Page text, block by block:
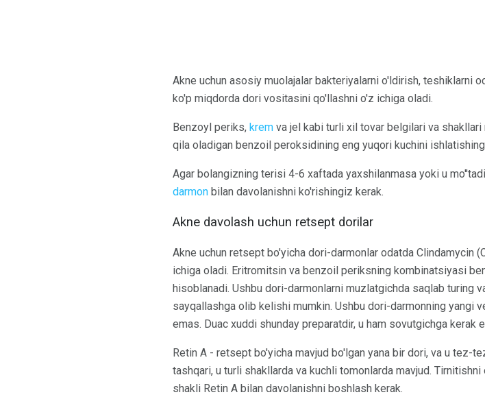
Akne uchun asosiy muolajalar bakteriyalarni o'ldirish, teshiklarni
ko'p miqdorda dori vositasini qo'llashni o'z ichiga oladi.
Benzoyl periks, krem va jel kabi turli xil tovar belgilari va
qila oladigan benzoil peroksidining eng yuqori kuchini
Agar bolangizning terisi 4-6 xaftada yaxshilanmasa yoki u
darmon bilan davolanishni ko'rishingiz kerak.
Akne davolash uchun retsept dorilar
Akne uchun retsept bo'yicha dori-darmonlar odatda Clindamycin
ichiga oladi. Eritromitsin va benzoil periksning kombinatsiyasi
hisoblanadi. Ushbu dori-darmonlarni muzlatgichda saqlab turing
sayqallashga olib kelishi mumkin. Ushbu dori-darmonning yangi
emas. Duac xuddi shunday preparatdir, u ham sovutgichga kerak
Retin A - retsept bo'yicha mavjud bo'lgan yana bir dori, va u tez-
tashqari, u turli shakllarda va kuchli tomonlarda mavjud.
shakli Retin A bilan davolanishni boshlash kerak.